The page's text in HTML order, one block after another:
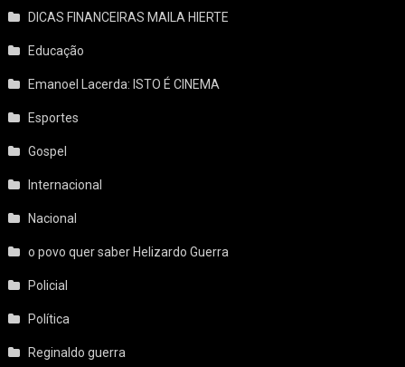
DICAS FINANCEIRAS MAILA HIERTE
Educação
Emanoel Lacerda: ISTO É CINEMA
Esportes
Gospel
Internacional
Nacional
o povo quer saber Helizardo Guerra
Policial
Política
Reginaldo guerra